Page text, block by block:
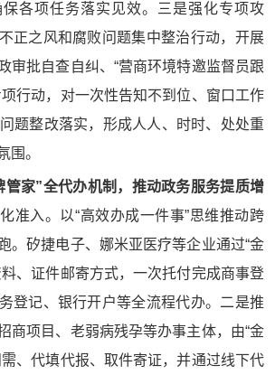
各项任务落实见效。三是强化专项攻
正之风和腐败问题集中整治行动，开展
审批自查自纠、“营商环境特邀监督员跟
行动，对一次性告知不到位、窗口工作
题整改落实，形成人人、时时、处处重
围。
管家”全代办机制，推动政务服务提质增
准入。以“高效办成一件事”思维推动跨
。矽捷电子、娜米亚医疗等企业通过“金
、证件邮寄方式，一次托付完成商事登
登记、银行开户等全流程代办。二是推
商项目、老弱病残孕等办事主体，由“金
、代填代报、取件寄证，并通过线下代